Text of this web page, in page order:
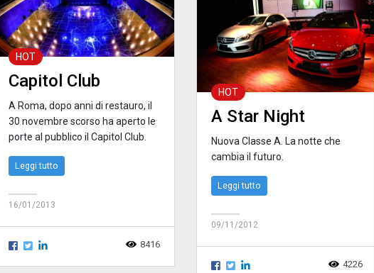
HOT
Capitol Club
A Roma, dopo anni di restauro, il
30 novembre scorso ha aperto le
porte al pubblico il Capitol Club.
Leggi tutto
16/01/2013
8416
HOT
A Star Night
Nuova Classe A. La notte che
cambia il futuro.
Leggi tutto
09/11/2012
4226